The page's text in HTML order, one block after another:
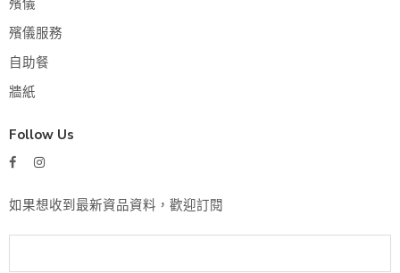
殯儀服務
自助餐
牆紙
Follow Us
如果想收到最新資品資料，歡迎訂閱